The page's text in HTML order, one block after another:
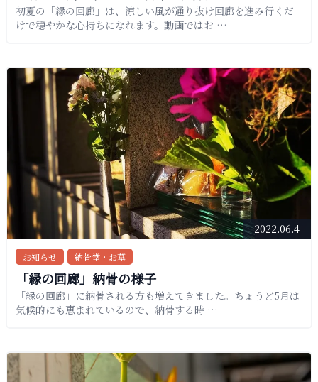
初夏の「縁の回廊」は、涼しい風が通り抜け回廊を進み行くだ
けで穏やかな心持ちになれます。動画ではお …
2022.06.4
お知らせ 納骨堂・お墓
「縁の回廊」納骨の様子
「縁の回廊」に納骨される方も増えてきました。ちょうど5月は
気候的にも恵まれているので、納骨する時 …